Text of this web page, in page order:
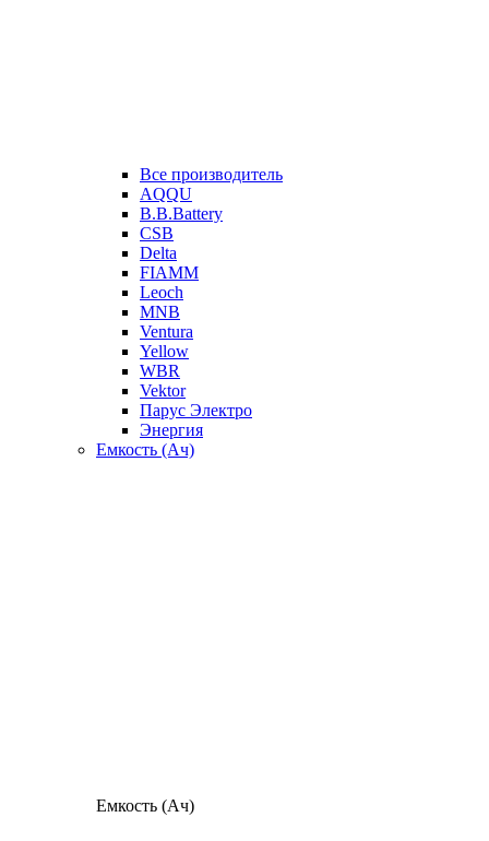
Все производитель
AQQU
B.B.Battery
CSB
Delta
FIAMM
Leoch
MNB
Ventura
Yellow
WBR
Vektor
Парус Электро
Энергия
Емкость (Ач)
Емкость (Ач)